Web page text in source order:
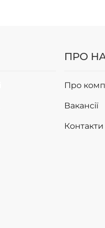
Viking
ПРО
Про
Вакансії
Контакти